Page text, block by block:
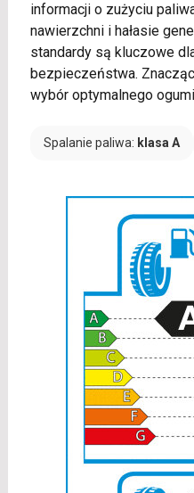
informacji o zużyciu
nawierzchni i hałasie
standardy są kluczowe
bezpieczeństwa.
wybór optymalnego
Spalanie paliwa: klasa A